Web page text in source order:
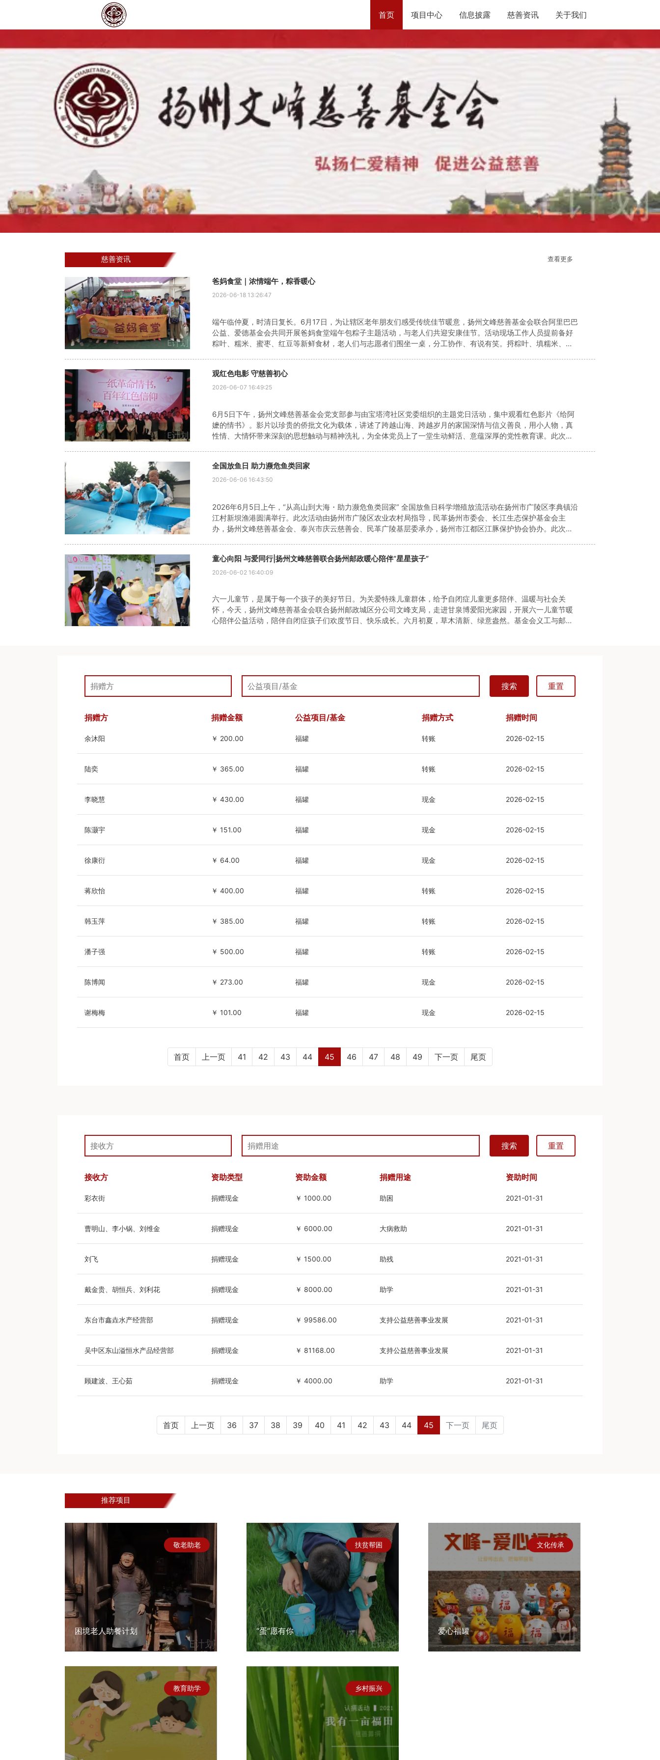
首页 项目中心 信息披露 慈善资讯 关于我们
慈善资讯 查看更多
爸妈食堂｜浓情端午，粽香暖心
2026-06-18 13:26:47
端午临仲夏，时清日复长。6月17日，为让辖区老年朋友们感受传统佳节暖意，扬州文峰慈善基金会联合阿里巴巴
公益、爱德基金会共同开展爸妈食堂端午包粽子主题活动，与老人们共迎安康佳节。活动现场工作人员提前备好
粽叶、糯米、蜜枣、红豆等新鲜食材，老人们与志愿者们围坐一桌，分工协作、有说有笑。捋粽叶、填糯米、放
观红色电影 守慈善初心
2026-06-07 16:49:25
6月5日下午，扬州文峰慈善基金会党支部参与由宝塔湾社区党委组织的主题党日活动，集中观看红色影片《给阿
嬷的情书》。影片以珍贵的侨批文化为载体，讲述了跨越山海、跨越岁月的家国深情与信义善良，用小人物，真
性情、大情怀带来深刻的思想触动与精神洗礼，为全体党员上了一堂生动鲜活、意蕴深厚的党性教育课。此次红
全国放鱼日 助力濒危鱼类回家
2026-06-06 16:43:50
2026年6月5日上午，“从高山到大海・助力濒危鱼类回家” 全国放鱼日科学增殖放流活动在扬州市广陵区李典镇沿
江村新坝渔港圆满举行。此次活动由扬州市广陵区农业农村局指导，民革扬州市委会、长江生态保护基金会主
办，扬州文峰慈善基金会、泰兴市庆云慈善会、民革广陵基层委承办，扬州市江都区江豚保护协会协办。此次活
童心向阳 与爱同行|扬州文峰慈善联合扬州邮政暖心陪伴“星星孩子”
2026-06-02 16:40:09
六一儿童节，是属于每一个孩子的美好节日。为关爱特殊儿童群体，给予自闭症儿童更多陪伴、温暖与社会关
怀，今天，扬州文峰慈善基金会联合扬州邮政城区分公司文峰支局，走进甘泉博爱阳光家园，开展六一儿童节暖
心陪伴公益活动，陪伴自闭症孩子们欢度节日、快乐成长。六月初夏，草木清新、绿意盎然。基金会义工与邮政
搜索 重置
捐赠方 捐赠金额 公益项目/基金 捐赠方式 捐赠时间
余沐阳 ￥ 200.00 福罐 转账 2026-02-15
陆奕 ￥ 365.00 福罐 转账 2026-02-15
李晓慧 ￥ 430.00 福罐 现金 2026-02-15
陈灏宇 ￥ 151.00 福罐 现金 2026-02-15
徐康衍 ￥ 64.00 福罐 现金 2026-02-15
蒋欣怡 ￥ 400.00 福罐 转账 2026-02-15
韩玉萍 ￥ 385.00 福罐 转账 2026-02-15
潘子强 ￥ 500.00 福罐 转账 2026-02-15
陈博闻 ￥ 273.00 福罐 现金 2026-02-15
谢梅梅 ￥ 101.00 福罐 现金 2026-02-15
首页 上一页 41 42 43 44 45 46 47 48 49 下一页 尾页
搜索 重置
接收方 资助类型 资助金额 捐赠用途 资助时间
彩衣街 捐赠现金 ￥ 1000.00 助困 2021-01-31
曹明山、李小锅、刘维金 捐赠现金 ￥ 6000.00 大病救助 2021-01-31
刘飞 捐赠现金 ￥ 1500.00 助残 2021-01-31
戴金贵、胡恒兵、刘利花 捐赠现金 ￥ 8000.00 助学 2021-01-31
东台市鑫垚水产经营部 捐赠现金 ￥ 99586.00 支持公益慈善事业发展 2021-01-31
吴中区东山溢恒水产品经营部 捐赠现金 ￥ 81168.00 支持公益慈善事业发展 2021-01-31
顾建波、王心茹 捐赠现金 ￥ 4000.00 助学 2021-01-31
首页 上一页 36 37 38 39 40 41 42 43 44 45 下一页 尾页
推荐项目
困境老人助餐计划
敬老助老
“蛋”愿有你
扶贫帮困
爱心福罐
文化传承
教育助学 乡村振兴